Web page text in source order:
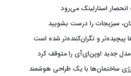
سبزیجات را درست بشویید
پیچیده‌تر و نگران‌کننده‌تر شده است
جدید اوپن‌ای‌آی را متوقف کرد